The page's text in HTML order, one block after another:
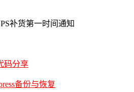
补货第一时间通知
码分享
备份与恢复